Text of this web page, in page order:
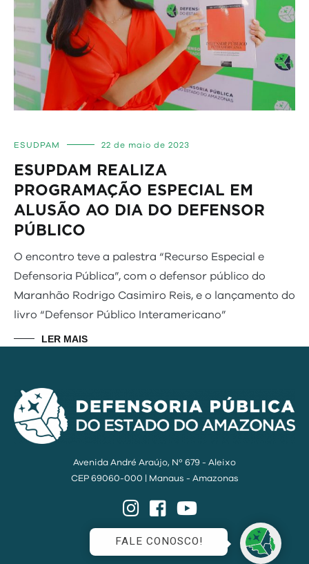
ESUDPAM 22 de maio de 2023
ESUPDAM REALIZA
PROGRAMAÇÃO ESPECIAL EM
ALUSÃO AO DIA DO DEFENSOR
O encontro teve a palestra “Recurso Especial e
Defensoria Pública”, com o defensor público do
Maranhão Rodrigo Casimiro Reis, e o lançamento do
livro “Defensor Público Interamericano”
LER MAIS
Avenida André Araújo, Nº 679 - Aleixo
CEP 69060-000 | Manaus - Amazonas
InstagramFacebook
FALE CONOSCO!